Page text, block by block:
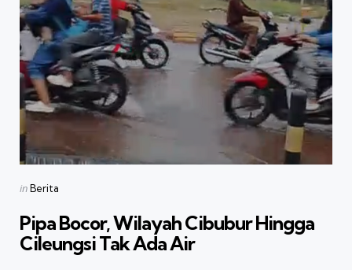
Categories
Posted
inBerita
Pipa Bocor, Wilayah Cibubur Hingga
Cileungsi Tak Ada Air